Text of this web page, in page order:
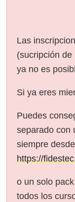
Las
(sucripción
ya no es
Si ya eres
Puedes
separado con
siempre desde
https://
o un solo
todos los